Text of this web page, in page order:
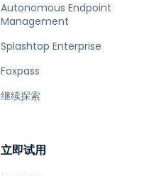
Autonomous Endpoint
Management
Splashtop Enterprise
Foxpass
继续探索
立即试用